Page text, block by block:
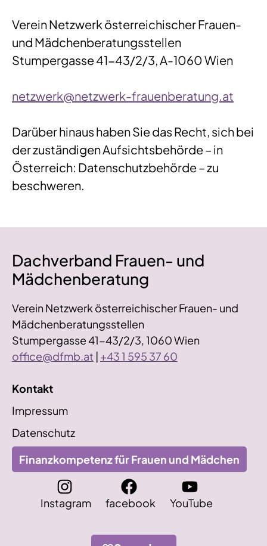
Verein Netzwerk österreichischer Frauen-
und Mädchenberatungsstellen
Stumpergasse 41-43/2/3, A-1060 Wien
netzwerk@netzwerk-frauenberatung.at
Darüber hinaus haben Sie das Recht, sich bei
der zuständigen Aufsichtsbehörde – in
Österreich: Datenschutzbehörde – zu
beschweren.
Dachverband Frauen- und
Mädchenberatung
Verein Netzwerk österreichischer Frauen- und
Mädchenberatungsstellen
Stumpergasse 41-43/2/3, 1060 Wien
office@dfmb.at | +43 1 595 37 60
Kontakt
Impressum
Datenschutz
Finanzkompetenz für Frauen und Mädchen
Instagram facebook YouTube